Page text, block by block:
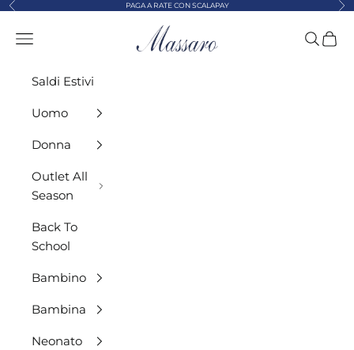
Vai al contenuto
Precedente PAGA A RATE CON SCALAPAY
MASSARO ABBIGLIAMENTO
Menù Cerca
Saldi Estivi
Uomo
Donna
Outlet All
Season
Back To
School
Bambino
Bambina
Neonato